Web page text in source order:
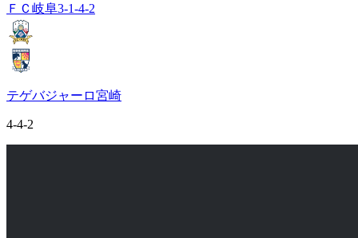
ＦＣ岐阜3-1-4-2
テゲバジャーロ宮崎
4-4-2